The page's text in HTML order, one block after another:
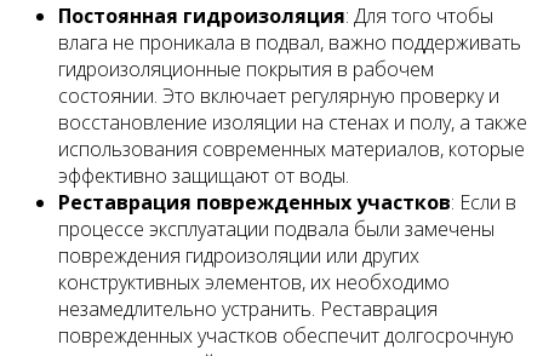
Постоянная гидроизоляция: Для того чтобы
влага не проникала в подвал, важно поддерживать
гидроизоляционные покрытия в рабочем
состоянии. Это включает регулярную проверку и
восстановление изоляции на стенах и полу, а также
использования современных материалов, которые
эффективно защищают от воды.
Реставрация поврежденных участков: Если в
процессе эксплуатации подвала были замечены
повреждения гидроизоляции или других
конструктивных элементов, их необходимо
незамедлительно устранить. Реставрация
поврежденных участков обеспечит долгосрочную